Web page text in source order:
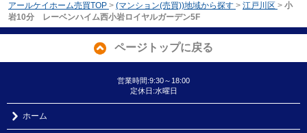
アールケイホーム売買TOP > (マンション(売買))地域から探す > 江戸川区 > 小
岩10分 レーベンハイム西小岩ロイヤルガーデン5F
ページトップに戻る
営業時間:9:30～18:00
定休日:水曜日
ホーム